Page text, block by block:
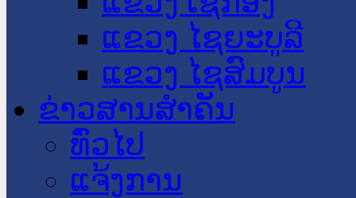
ແຂວງ ໄຊຍະບູລີ
ແຂວງ ໄຊສົມບູນ
ຂ່າວສານສໍາຄັນ
​ທົ່ວ​ໄປ
ແຈ້ງການ